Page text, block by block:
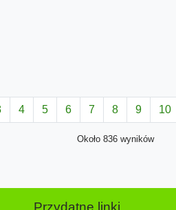
4 5 6 7 8 9 10
Około 836 wyników
Przydatne linki